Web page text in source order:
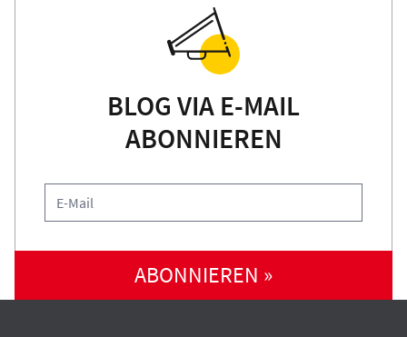
BLOG VIA E-MAIL
ABONNIEREN
ABONNIEREN »